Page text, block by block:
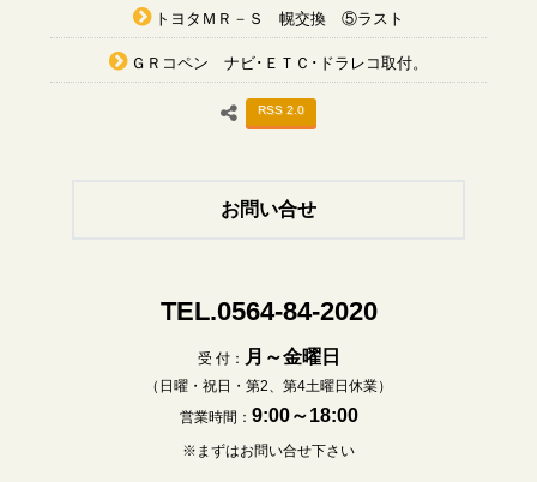
トヨタＭＲ－Ｓ 幌交換 ⑤ラスト
ＧＲコペン ナビ･ＥＴＣ･ドラレコ取付。
RSS 2.0
お問い合せ
TEL.0564-84-2020
受 付： 月～金曜日
（日曜・祝日・第2、第4土曜日休業）
営業時間： 9:00～18:00
※まずはお問い合せ下さい